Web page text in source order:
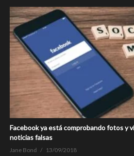
Facebook ya está comprobando fotos y
noticias falsas
Jane Bond 13/09/2018